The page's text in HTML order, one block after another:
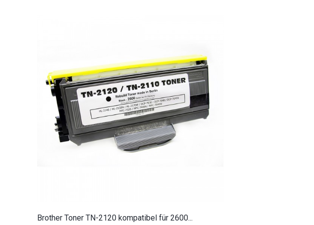
Brother Toner TN-2120 kompatibel für 2600...